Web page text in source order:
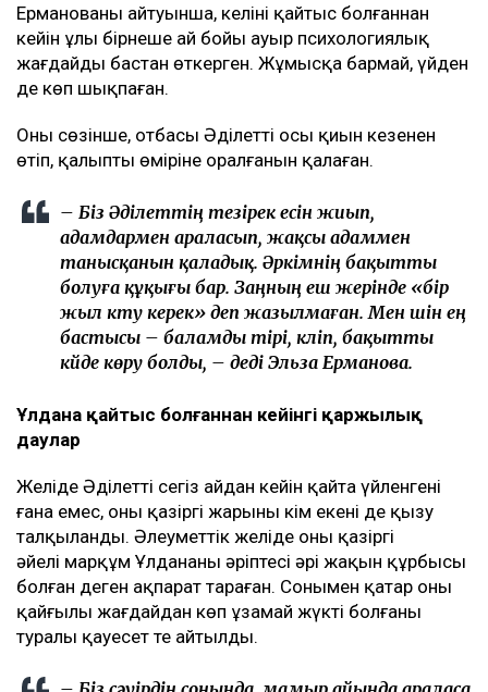
Ерманованың айтуынша, келіні қайтыс болғаннан
кейін ұлы бірнеше ай бойы ауыр психологиялық
жағдайды бастан өткерген. Жұмысқа бармай, үйден
де көп шықпаған.
Оның сөзінше, отбасы Әділеттің осы қиын кезеңнен
өтіп, қалыпты өміріне оралғанын қалаған.
– Біз Әділеттің тезірек есін жиып,
адамдармен араласып, жақсы адаммен
танысқанын қаладық. Әркімнің бақытты
болуға құқығы бар. Заңның еш жерінде «бір
жыл күту керек» деп жазылмаған. Мен үшін ең
бастысы – баламды тірі, күліп, бақытты
күйде көру болды, – деді Эльза Ерманова.
Ұлдана қайтыс болғаннан кейінгі қаржылық
даулар
Желіде Әділеттің сегіз айдан кейін қайта үйленгені
ғана емес, оның қазіргі жарының кім екені де қызу
талқыланды. Әлеуметтік желіде оның қазіргі
әйелі марқұм Ұлдананың әріптесі әрі жақын құрбысы
болған деген ақпарат тараған. Сонымен қатар оның
қайғылы жағдайдан көп ұзамай жүкті болғаны
туралы қауесет те айтылды.